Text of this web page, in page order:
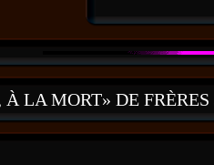
LA MORT» DE